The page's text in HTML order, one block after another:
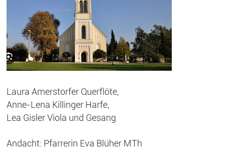
Laura Amerstorfer Querflöte,
Anne-Lena Killinger Harfe,
Lea Gisler Viola und Gesang
Andacht: Pfarrerin Eva Blüher MTh